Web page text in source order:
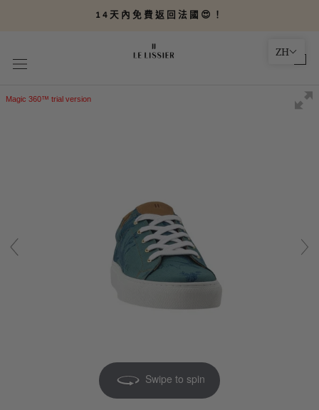
14天內免費返回法國😍！
Magic 360™ trial version
Swipe to spin
ZH